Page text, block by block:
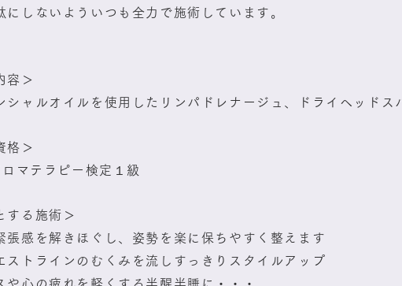
にしないよういつも全力で施術しています。
容＞
シャルオイルを使用したリンパドレナージュ、ドライヘッドス
格＞
マテラピー検定１級
する施術＞
張感を解きほぐし、姿勢を楽に保ちやすく整えます
ストラインのむくみを流しすっきりスタイルアップ